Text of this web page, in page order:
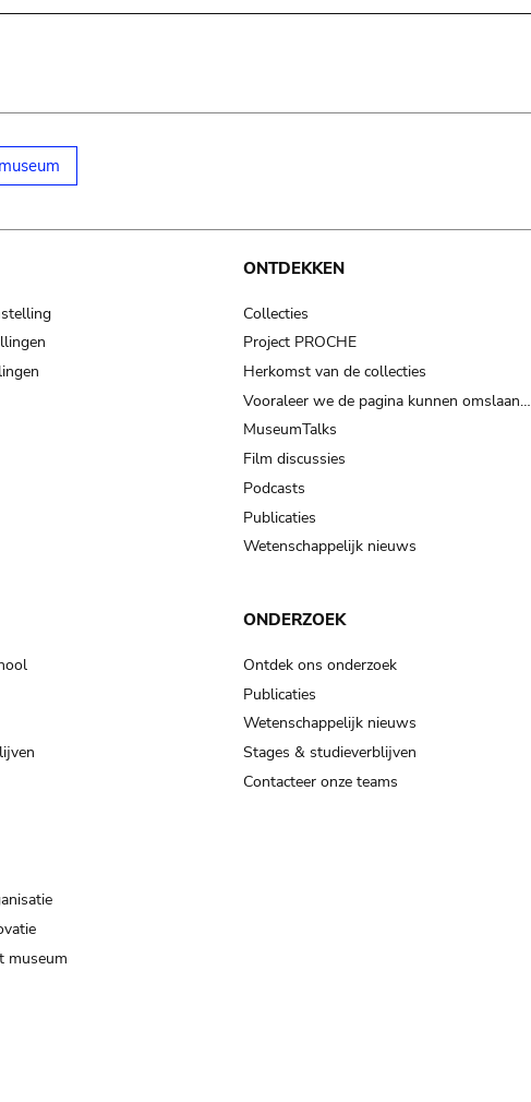
ONTDEKKEN
Collecties
Project PROCHE
Herkomst van de collecties
Vooraleer we de pagina kunnen omslaan…
MuseumTalks
Film discussies
Podcasts
Publicaties
Wetenschappelijk nieuws
ONDERZOEK
Ontdek ons onderzoek
Publicaties
Wetenschappelijk nieuws
Stages & studieverblijven
Contacteer onze teams
museum